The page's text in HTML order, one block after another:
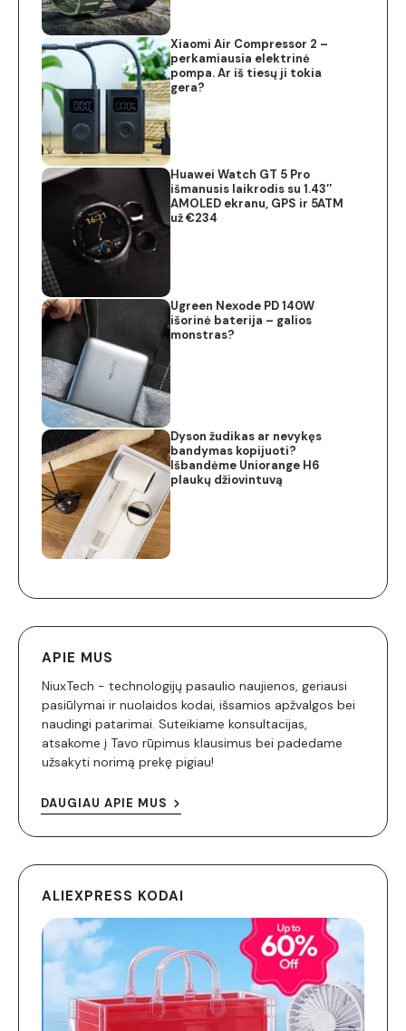
Xiaomi Air Compressor 2 –
perkamiausia elektrinė
pompa. Ar iš tiesų ji tokia
gera?
Huawei Watch GT 5 Pro
išmanusis laikrodis su 1.43″
AMOLED ekranu, GPS ir 5ATM
už €234
Ugreen Nexode PD 140W
išorinė baterija – galios
monstras?
Dyson žudikas ar nevykęs
bandymas kopijuoti?
Išbandėme Uniorange H6
plaukų džiovintuvą
APIE MUS
NiuxTech - technologijų pasaulio naujienos, geriausi
pasiūlymai ir nuolaidos kodai, išsamios apžvalgos bei
naudingi patarimai. Suteikiame konsultacijas,
atsakome į Tavo rūpimus klausimus bei padedame
užsakyti norimą prekę pigiau!
DAUGIAU APIE MUS
ALIEXPRESS KODAI